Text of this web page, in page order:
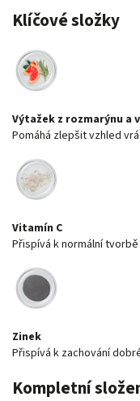
Klíčové složky
Výtažek z rozmarýnu a
Pomáhá zlepšit vzhled
Vitamín C
Přispívá k normální
Zinek
Přispívá k zachování
Kompletní